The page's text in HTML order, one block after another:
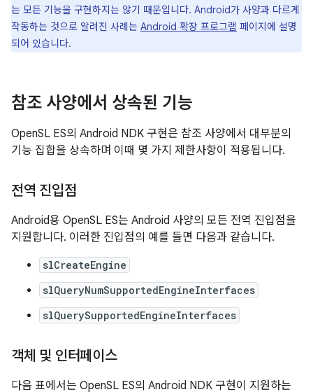
는 모든 기능을 구현하지는 않기 때문입니다. Android가 사양과 다르게
작동하는 것으로 알려진 사례는 Android 확장 프로그램 페이지에 설명
되어 있습니다.
참조 사양에서 상속된 기능
OpenSL ES의 Android NDK 구현은 참조 사양에서 대부분의
기능 집합을 상속하며 이때 몇 가지 제한사항이 적용됩니다.
전역 진입점
Android용 OpenSL ES는 Android 사양의 모든 전역 진입점을
지원합니다. 이러한 진입점의 예를 들면 다음과 같습니다.
slCreateEngine
slQueryNumSupportedEngineInterfaces
slQuerySupportedEngineInterfaces
객체 및 인터페이스
다음 표에서는 OpenSL ES의 Android NDK 구현이 지원하는